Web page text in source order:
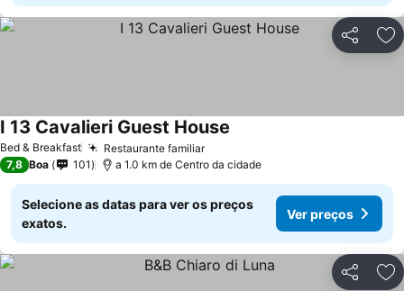
Partilhar
Bed & Breakfast Restaurante familiarVer preços
I 13 Cavalieri Guest House
7,8 Boa 101 a 1.0 km de Centro da cidade
Selecione as datas para ver os preços
exatos.
Ver preços
Partilhar